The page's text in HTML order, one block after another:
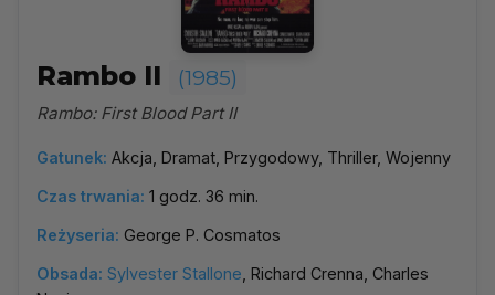
Rambo II (1985)
Rambo: First Blood Part II
Gatunek: Akcja, Dramat, Przygodowy, Thriller, Wojenny
Czas trwania: 1 godz. 36 min.
Reżyseria: George P. Cosmatos
Obsada: Sylvester Stallone , Richard Crenna, Charles